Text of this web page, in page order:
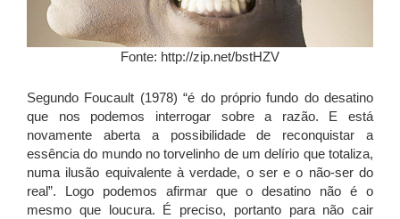
Fonte: http://zip.net/bstHZV
Segundo Foucault (1978) “é do próprio fundo do desatino
que nos podemos interrogar sobre a razão. E está
novamente aberta a possibilidade de reconquistar a
essência do mundo no torvelinho de um delírio que totaliza,
numa ilusão equivalente à verdade, o ser e o não-ser do
real”. Logo podemos afirmar que o desatino não é o
mesmo que loucura. É preciso, portanto para não cair